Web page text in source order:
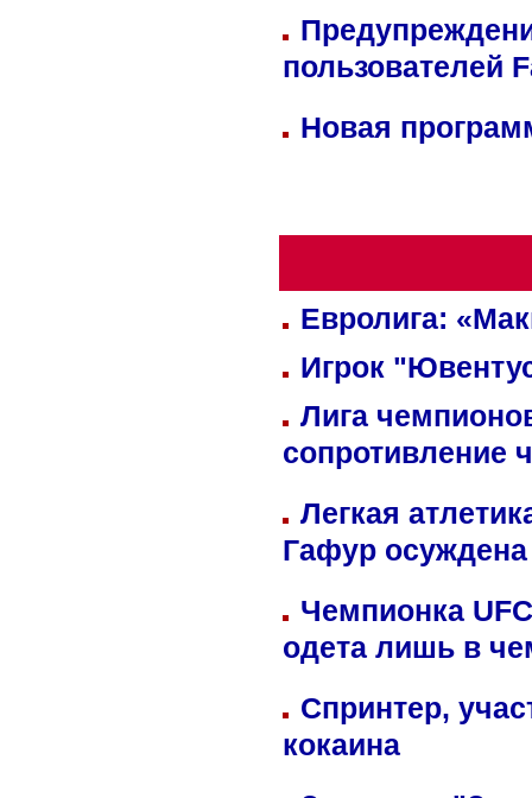
пользователей
Новая
Евролига:
Игрок
Лига
сопротивление
Легкая
Гафур осуждена
Чемпионка
одета лишь в
Спринтер,
кокаина